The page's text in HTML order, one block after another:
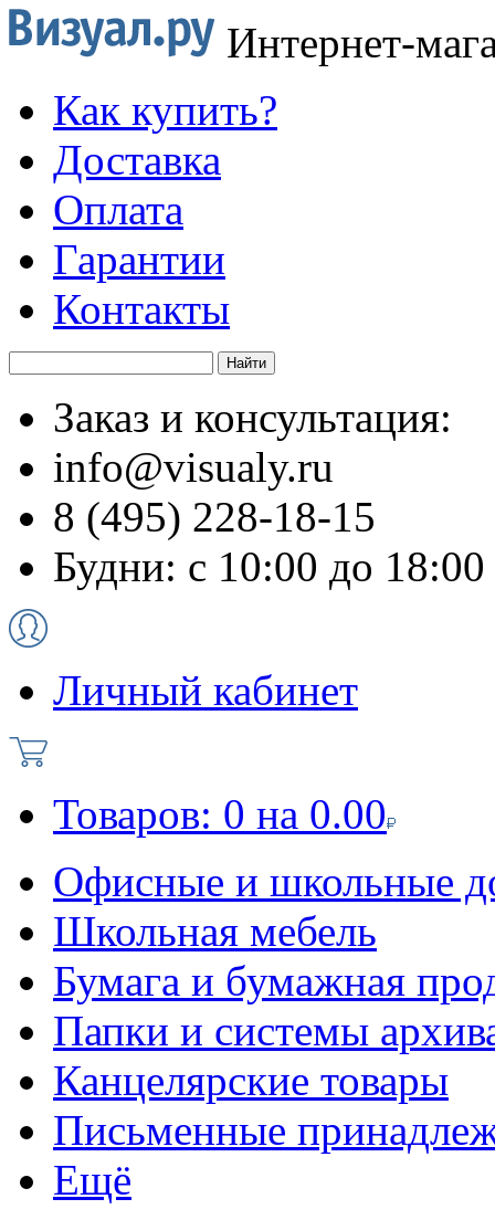
Интернет-
Как купить?
Доставка
Оплата
Гарантии
Контакты
Заказ и консультация:
info@visualy.ru
8 (495) 228-18-15
Будни: с 10:00 до 18:00
Личный кабинет
Товаров: 0 на 0.00
Офисные и школьные
Школьная мебель
Бумага и бумажная
Папки и системы
Канцелярские товары
Письменные
Ещё